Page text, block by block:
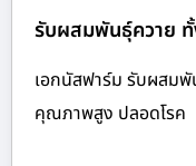
รับผสมพันธุ์ควาย
เอกนัสฟาร์ม รับผสม
คุณภาพสูง ปลอดโรค